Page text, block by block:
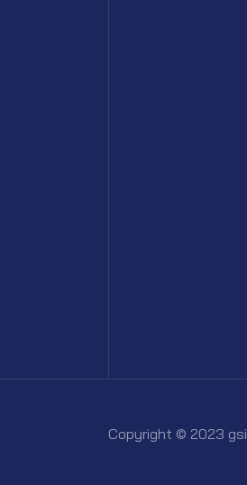
Copyright © 2023